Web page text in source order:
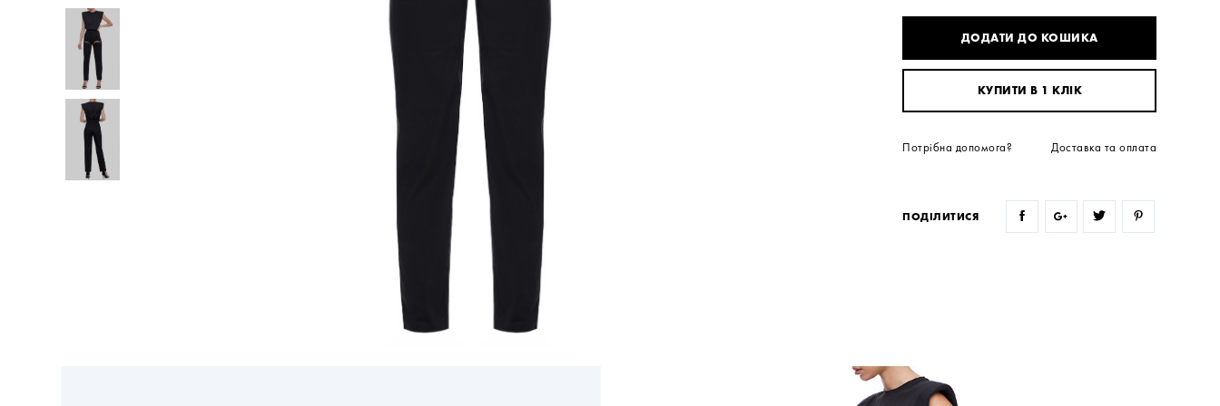
ДОДАТИ ДО КОШИКА
КУПИТИ В 1 КЛІК
Доставка та оплата
Потрібна допомога?
ПОДІЛИТИСЯ